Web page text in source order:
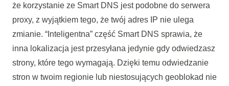
że korzystanie ze Smart DNS jest podobne do serwera
proxy, z wyjątkiem tego, że twój adres IP nie ulega
zmianie. “Inteligentna” część Smart DNS sprawia, że
inna lokalizacja jest przesyłana jedynie gdy odwiedzasz
strony, które tego wymagają. Dzięki temu odwiedzanie
stron w twoim regionie lub niestosujących geoblokad nie